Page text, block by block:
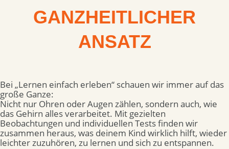
GANZHEITLICHER
ANSATZ
Bei „Lernen einfach erleben“ schauen wir immer auf das
große Ganze:
Nicht nur Ohren oder Augen zählen, sondern auch, wie
das Gehirn alles verarbeitet. Mit gezielten
Beobachtungen und individuellen Tests finden wir
zusammen heraus, was deinem Kind wirklich hilft, wieder
leichter zuzuhören, zu lernen und sich zu entspannen.